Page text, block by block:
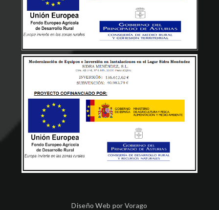
Diseño Web por Vorago